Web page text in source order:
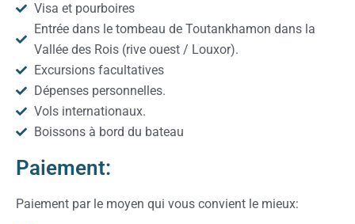
Visa et pourboires
Entrée dans le tombeau de Toutankhamon dans la
Vallée des Rois (rive ouest / Louxor).
Excursions facultatives
Dépenses personnelles.
Vols internationaux.
Boissons à bord du bateau
Paiement:
Paiement par le moyen qui vous convient le mieux: